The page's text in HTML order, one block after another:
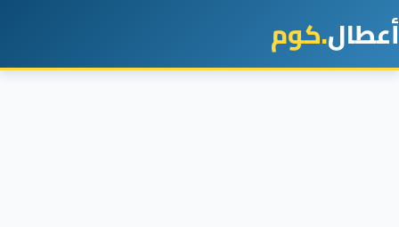
أعطال.كوم